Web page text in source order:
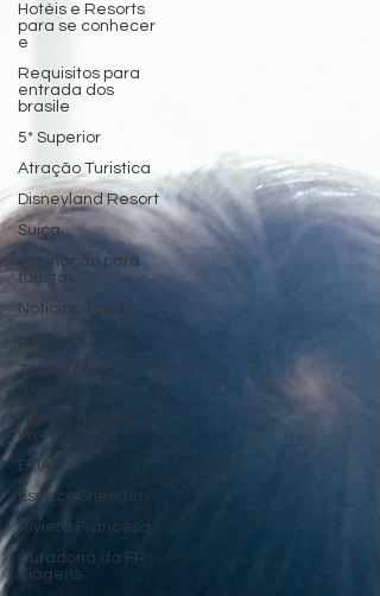
Hotéis e Resorts
para se conhecer
e
Requisitos para
entrada dos
brasile
5* Superior
Atração Turistica
Disneyland Resort
Suiça
vacinação para
turistas
Noticias-feed
pet friendly
Trilhas pelo
mundo.
Temporada de
inverno
ETIAS
Espaço Shengen
Riviera Francesa
Curadoria da FR
Viagens